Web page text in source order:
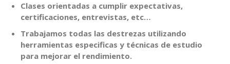
Clases orientadas a cumplir expectativas,
certificaciones, entrevistas, etc…
Trabajamos todas las destrezas utilizando
herramientas especificas y técnicas de estudio
para mejorar el rendimiento.